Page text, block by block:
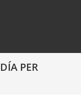
PER